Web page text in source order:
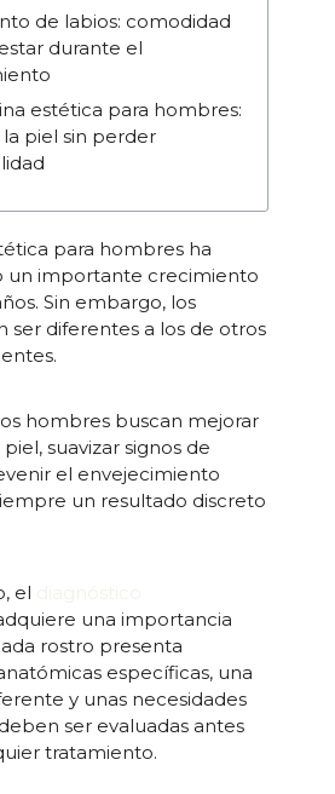
de labios: comodidad
durante el
estética para hombres:
piel sin perder
para hombres ha
un importante crecimiento
Sin embargo, los
ser diferentes a los de otros
hombres buscan mejorar
suavizar signos de
el envejecimiento
un resultado discreto
el
una importancia
rostro presenta
específicas, una
y unas necesidades
ser evaluadas antes
tratamiento.